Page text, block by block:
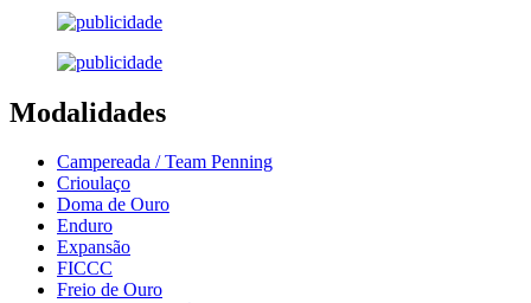
Modalidades
Campereada / Team Penning
Crioulaço
Doma de Ouro
Enduro
Expansão
FICCC
Freio de Ouro